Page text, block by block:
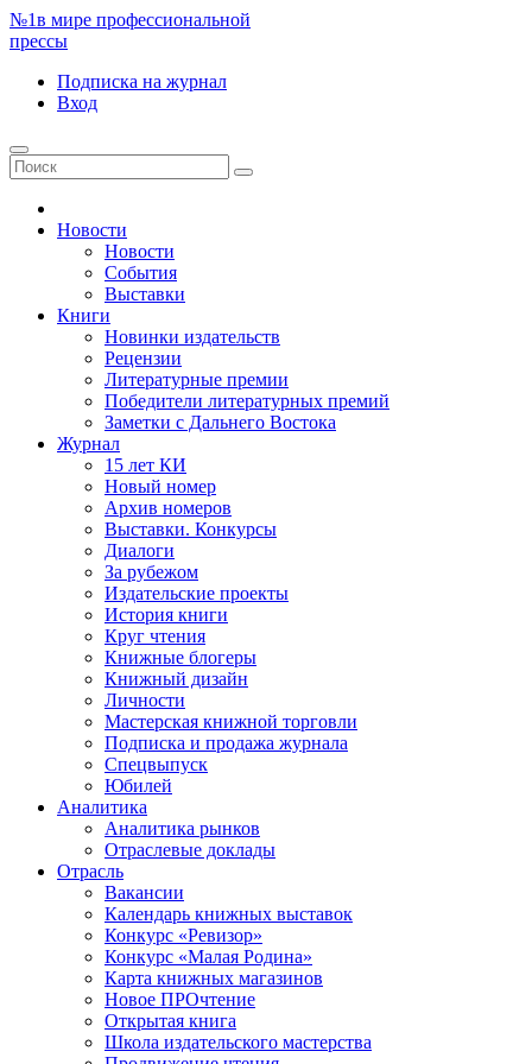
№1в мире профессиональной
прессы
Подписка на журнал
Вход
Новости
Новости
События
Выставки
Книги
Новинки издательств
Рецензии
Литературные премии
Победители литературных премий
Заметки с Дальнего Востока
Журнал
15 лет КИ
Новый номер
Архив номеров
Выставки. Конкурсы
Диалоги
За рубежом
Издательские проекты
История книги
Круг чтения
Книжные блогеры
Книжный дизайн
Личности
Мастерская книжной торговли
Подписка и продажа журнала
Спецвыпуск
Юбилей
Аналитика
Аналитика рынков
Отраслевые доклады
Отрасль
Вакансии
Календарь книжных выставок
Конкурс «Ревизор»
Конкурс «Малая Родина»
Карта книжных магазинов
Новое ПРОчтение
Открытая книга
Школа издательского мастерства